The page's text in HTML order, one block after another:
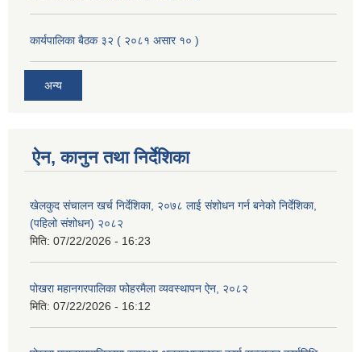
कार्यपालिका बैठक ३२ ( २०८१ असार १० )
अन्य
ऐन, कानुन तथा निर्देशिका
खेलकुद संचालन खर्च निर्देशिका, २०७८ लाई संशोधन गर्न बनेको निर्देशिका,
(पहिलो संशोधन) २०८२
मिति: 07/22/2026 - 16:23
पोखरा महानगरपालिका फोहरमैला व्यवस्थापन ऐन, २०८२
मिति: 07/22/2026 - 16:12